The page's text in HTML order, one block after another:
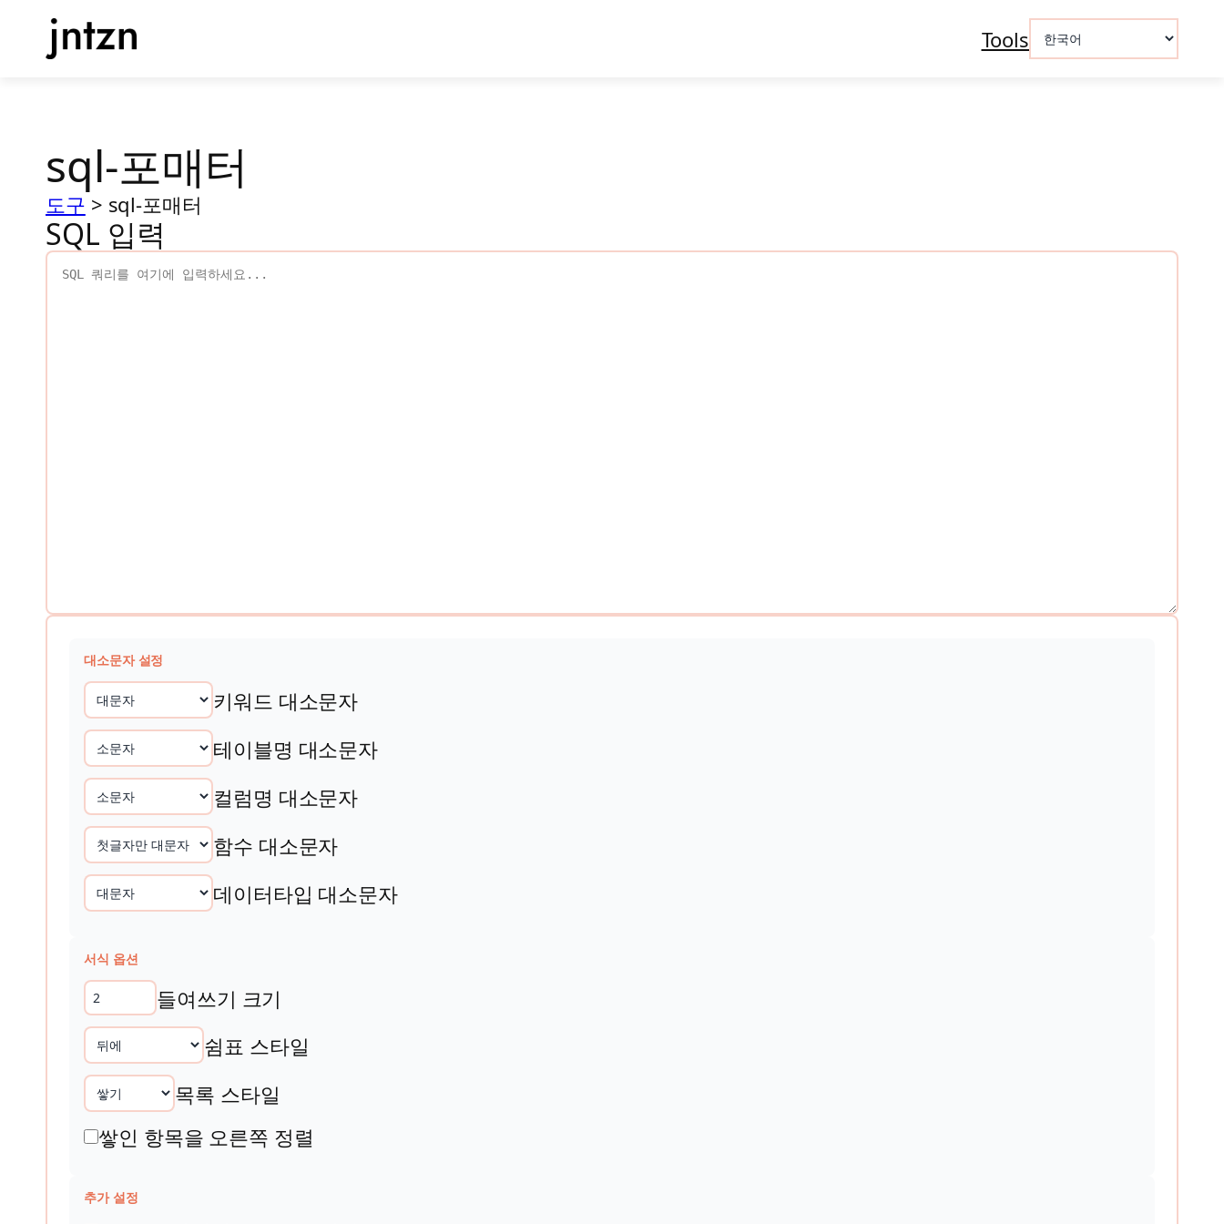
Tools Choose
a
sql-포매터
도구 > sql-포매터
SQL 입력
대소문자 설정
키워드 대소문자
테이블명 대소문자
컬럼명 대소문자
함수 대소문자
데이터타입 대소문자
서식 옵션
들여쓰기 크기
쉼표 스타일
목록 스타일
쌓인 항목을 오른쪽 정렬
추가 설정